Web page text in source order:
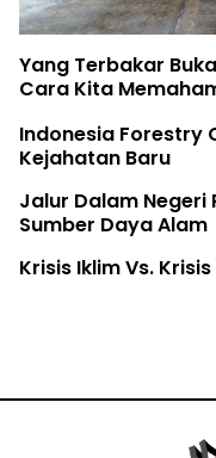
Yang Terbakar
Cara Kita
Indonesia Forestry
Kejahatan Baru
Jalur Dalam Negeri
Sumber Daya Alam
Krisis Iklim Vs.